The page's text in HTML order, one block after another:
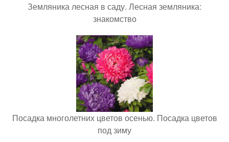
Земляника лесная в саду. Лесная земляника:
знакомство
Посадка многолетних цветов осенью. Посадка цветов
под зиму